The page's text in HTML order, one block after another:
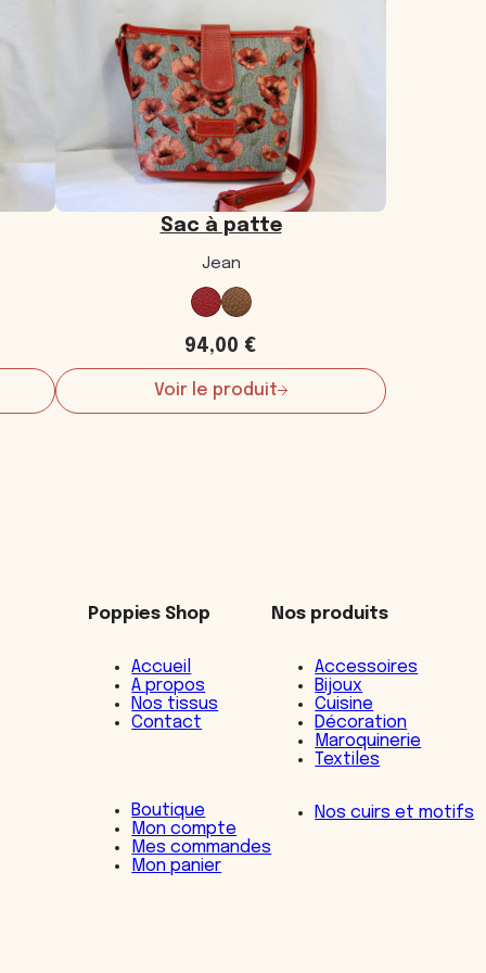
Sac à patte
Jean
94,00 €
Voir le produit
:
Sac
Poppies Shop
Accueil
A propos
Nos tissus
Contact
Boutique
Mon compte
Mes commandes
Mon panier
Nos produits
Accessoires
Bijoux
Cuisine
Décoration
Maroquinerie
Textiles
Nos cuirs et motifs